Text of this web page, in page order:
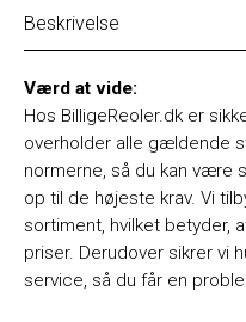
Beskrivelse
Værd at vide:
Hos BilligeReoler.dk er
overholder alle gældende
normerne, så du kan være
op til de højeste krav. Vi
sortiment, hvilket betyder,
priser. Derudover sikrer vi
service, så du får en